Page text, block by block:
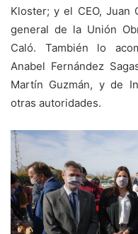
Kloster; y el CEO, Juan
general de la Unión
Caló. También lo
Anabel Fernández
Martín Guzmán, y de
otras autoridades.